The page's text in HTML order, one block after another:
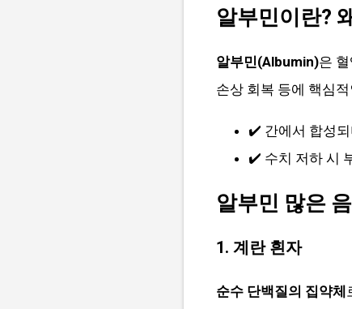
알부민이란?
알부민(Albumin)은
손상 회복 등에 핵심
✔️ 간에서 합성되
✔️ 수치 저하 시
알부민 많은
1. 계란 흰자
순수 단백질의 집약체